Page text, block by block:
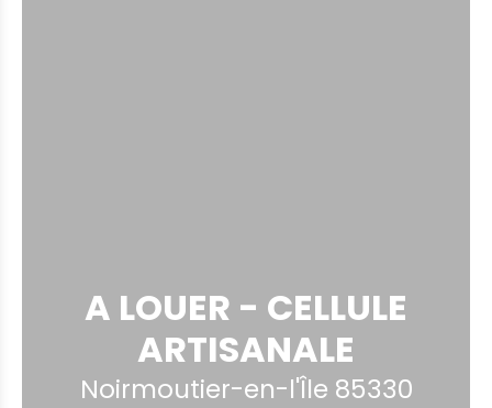
A LOUER - CELLULE
ARTISANALE
Noirmoutier-en-l'Île 85330